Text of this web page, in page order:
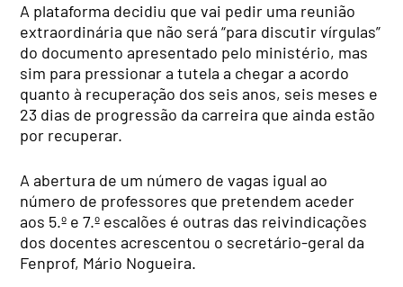
A plataforma decidiu que vai pedir uma reunião
extraordinária que não será “para discutir vírgulas”
do documento apresentado pelo ministério, mas
sim para pressionar a tutela a chegar a acordo
quanto à recuperação dos seis anos, seis meses e
23 dias de progressão da carreira que ainda estão
por recuperar.
A abertura de um número de vagas igual ao
número de professores que pretendem aceder
aos 5.º e 7.º escalões é outras das reivindicações
dos docentes acrescentou o secretário-geral da
Fenprof, Mário Nogueira.